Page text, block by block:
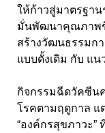
ให้ก้าวสู่มาตรฐา
มั่นพัฒนาคุณภาพชี
สร้างวัฒนธรรมก
แบบดั้งเดิม กับ แ
กิจกรรมฉีดวัคซีน
โรคตามฤดูกาล แ
“องค์กรสุขภาวะ”